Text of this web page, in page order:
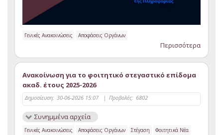
Γενικές Ανακοινώσεις Αποφάσεις Οργάνων
Περισσότερα
Ανακοίνωση για το φοιτητικό στεγαστικό επίδομα
ακαδ. έτους 2025-2026
Δημοσίευση: 30-06-2026 15:07 | Προβολές: 6802
Συνημμένα αρχεία
Γενικές Ανακοινώσεις Αποφάσεις Οργάνων Στέγαση Φοιτητικά Νέα